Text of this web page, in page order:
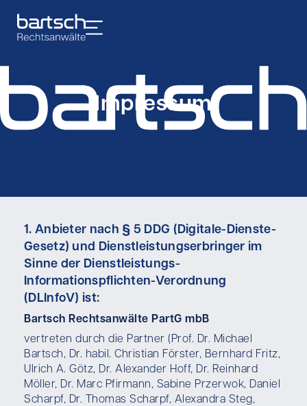
Impressum
1. Anbieter nach § 5 DDG (Digitale-Dienste-
Gesetz) und Dienstleistungserbringer im
Sinne der Dienstleistungs-
Informationspflichten-Verordnung
(DLInfoV) ist:
Bartsch Rechtsanwälte PartG mbB
vertreten durch die Partner (Prof. Dr. Michael
Bartsch, Dr. habil. Christian Förster, Bernhard Fritz,
Ulrich A. Götz, Dr. Alexander Hoff, Dr. Reinhard
Möller, Dr. Marc Pfirmann, Sabine Przerwok, Daniel
Scharpf, Dr. Thomas Scharpf, Alexandra Steg,